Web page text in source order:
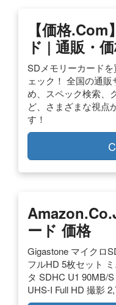
【価格
ド | 通販・
SDメモリーカード
ェック！ 全国の通
め、スペック検索、
ど、さまざまな視点
す！
ード 価格
Gigastone マイクロ
フルHD 5枚セット
タ SDHC U1 90MB/
UHS-I Full HD 撮影